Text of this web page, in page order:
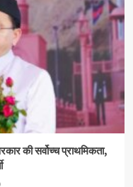
की सर्वोच्च प्राथमिकता,